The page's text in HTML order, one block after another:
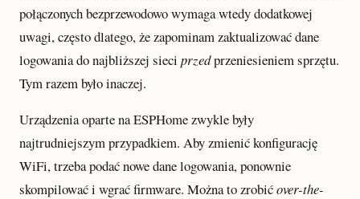
połączonych bezprzewodowo wymaga wtedy dodatkowej
uwagi, często dlatego, że zapominam zaktualizować dane
logowania do najbliższej sieci przedprzeniesieniem sprzętu.
Tym razem było inaczej.
Urządzenia oparte na ESPHome zwykle były
najtrudniejszym przypadkiem. Aby zmienić konfigurację
WiFi, trzeba podać nowe dane logowania, ponownie
skompilować i wgrać firmware. Można to zrobićover-the-